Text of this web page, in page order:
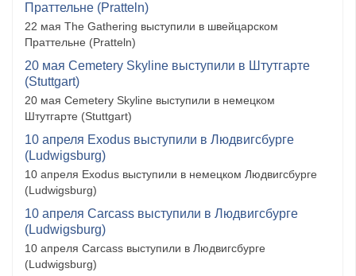
Праттельне (Pratteln)
22 мая The Gathering выступили в швейцарском
Праттельне (Pratteln)
20 мая Cemetery Skyline выступили в Штутгарте
(Stuttgart)
20 мая Cemetery Skyline выступили в немецком
Штутгарте (Stuttgart)
10 апреля Exodus выступили в Людвигсбурге
(Ludwigsburg)
10 апреля Exodus выступили в немецком Людвигсбурге
(Ludwigsburg)
10 апреля Carcass выступили в Людвигсбурге
(Ludwigsburg)
10 апреля Carcass выступили в Людвигсбурге
(Ludwigsburg)